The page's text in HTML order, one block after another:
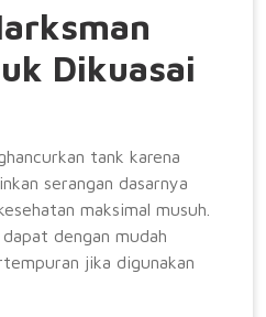
Dikuasai
tank karena
serangan dasarnya
maksimal musuh.
dengan mudah
jika digunakan